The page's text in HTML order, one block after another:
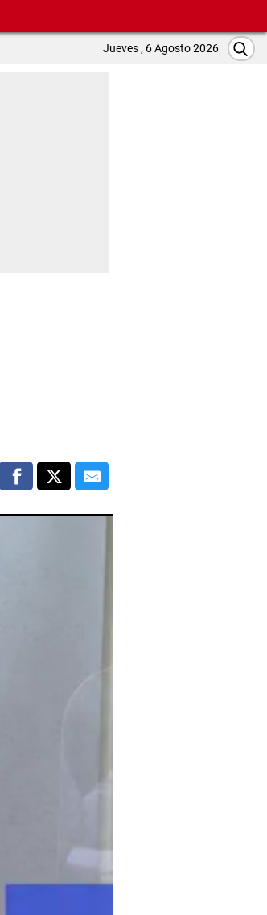
Jueves , 6 Agosto 2026